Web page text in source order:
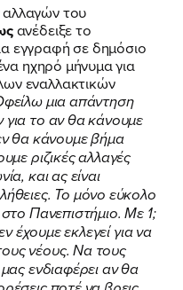
του
ανέδειξε το
εγγραφή σε δημόσιο
ηχηρό μήνυμα για
εναλλακτικών
μια απάντηση
το αν θα κάνουμε
θα κάνουμε βήμα
ριζικές αλλαγές
και ας είναι
Το μόνο εύκολο
Πανεπιστήμιο. Με 1;
έχουμε εκλεγεί για να
νέους. Να τους
ενδιαφέρει αν θα